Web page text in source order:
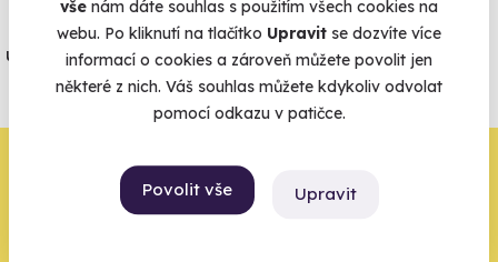
vše nám dáte souhlas s použitím všech cookies na
webu. Po kliknutí na tlačítko Upravit se dozvíte více
informací o cookies a zároveň můžete povolit jen
některé z nich. Váš souhlas můžete kdykoliv odvolat
pomocí odkazu v patičce.
Povolit vše Upravit
Jeden nikdy neví. Máme nejvyšší
úrazové pojištění z nabídky zážitkových
agentur.
Vše o pojištění
Zbývá jeden krok,
zbytek zařídíme my